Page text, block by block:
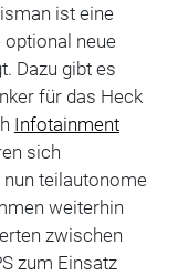
ist eine
neue
Dazu gibt es
für das Heck
Infotainment
sich
teilautonome
weiterhin
zwischen
zum Einsatz